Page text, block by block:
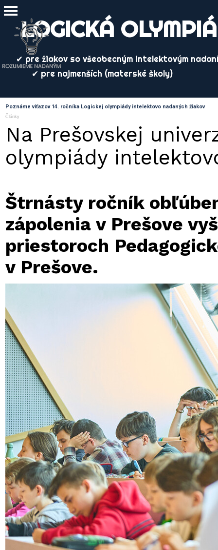
Preskočiť menu
LOGICKÁ
✔ pre žiakov so všeobecným intelektovým
✔ pre najmenších (materské školy)
Poznáme víťazov 14. ročníka Logickej olympiády intelektovo nadaných žiakov
Články
Na Prešovskej
olympiády
Štrnásty ročník
zápolenia v Prešove
priestoroch
v Prešove.